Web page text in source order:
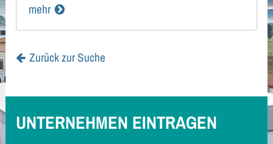
mehr
Zurück zur Suche
UNTERNEHMEN EINTRAGEN